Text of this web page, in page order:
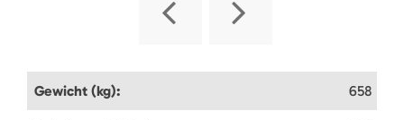
Gewicht (kg): 658